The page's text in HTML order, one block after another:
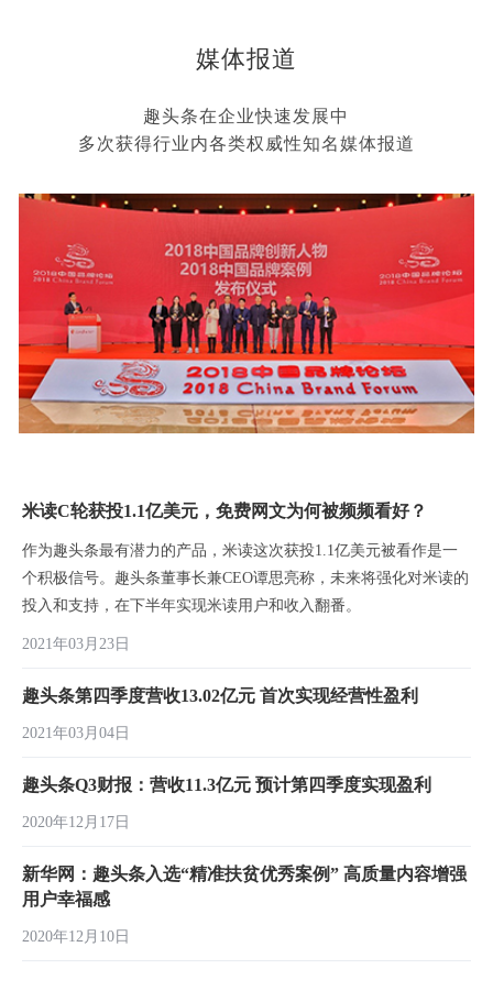
媒体报道
趣头条在企业快速发展中
多次获得行业内各类权威性知名媒体报道
米读C轮获投1.1亿美元，免费网文为何被频频看好？
作为趣头条最有潜力的产品，米读这次获投1.1亿美元被看作是一
个积极信号。趣头条董事长兼CEO谭思亮称，未来将强化对米读的
投入和支持，在下半年实现米读用户和收入翻番。
2021年03月23日
趣头条第四季度营收13.02亿元 首次实现经营性盈利
2021年03月04日
趣头条Q3财报：营收11.3亿元 预计第四季度实现盈利
2020年12月17日
新华网：趣头条入选“精准扶贫优秀案例” 高质量内容增强
用户幸福感
2020年12月10日